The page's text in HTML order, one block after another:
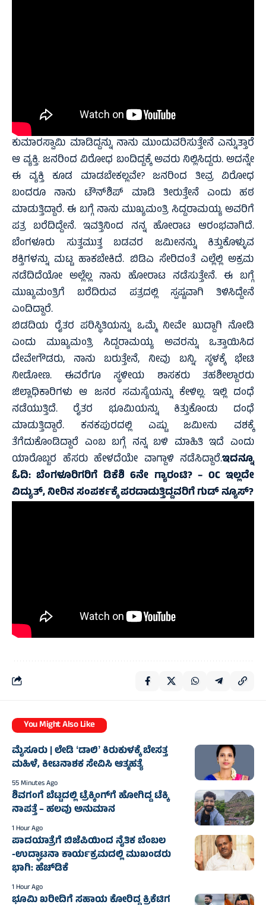
ಕುಮಾರಸ್ವಾಮಿ ಮಾಡಿದ್ದನ್ನು ನಾನು ಮುಂದುವರಿಸುತ್ತೇನೆ ಎನ್ನುತ್ತಾರೆ
ಆ ವ್ಯಕ್ತಿ. ಜನರಿಂದ ವಿರೋಧ ಬಂದಿದ್ದಕ್ಕೆ ಅವರು ನಿಲ್ಲಿಸಿದ್ದರು. ಅದನ್ನೇ
ಈ ವ್ಯಕ್ತಿ ಕೂಡ ಮಾಡಬೇಕಲ್ಲವೇ? ಜನರಿಂದ ತೀವ್ರ ವಿರೋಧ
ಬಂದರೂ ನಾನು ಟೌನ್‌ಶಿಪ್ ಮಾಡಿ ತೀರುತ್ತೇನೆ ಎಂದು ಹಠ
ಮಾಡುತ್ತಿದ್ದಾರೆ. ಈ ಬಗ್ಗೆ ನಾನು ಮುಖ್ಯಮಂತ್ರಿ ಸಿದ್ದರಾಮಯ್ಯ ಅವರಿಗೆ
ಪತ್ರ ಬರೆದಿದ್ದೇನೆ. ಇವತ್ತಿನಿಂದ ನನ್ನ ಹೋರಾಟ ಆರಂಭವಾಗಿದೆ.
ಬೆಂಗಳೂರು ಸುತ್ತಮುತ್ತ ಬಡವರ ಜಮೀನನ್ನು ಕಿತ್ತುಕೊಳ್ಳುವ
ಶಕ್ತಿಗಳನ್ನು ಮಟ್ಟ ಹಾಕಬೇಕಿದೆ. ಬಿಡಿಎ ಸೇರಿದಂತೆ ಎಲ್ಲೆಲ್ಲಿ ಅಕ್ರಮ
ನಡೆದಿದೆಯೋ ಅಲ್ಲೆಲ್ಲ ನಾನು ಹೋರಾಟ ನಡೆಸುತ್ತೇನೆ. ಈ ಬಗ್ಗೆ
ಮುಖ್ಯಮಂತ್ರಿಗೆ ಬರೆದಿರುವ ಪತ್ರದಲ್ಲಿ ಸ್ಪಷ್ಟವಾಗಿ ತಿಳಿಸಿದ್ದೇನೆ
ಎಂದಿದ್ದಾರೆ.
ಬಿಡದಿಯ ರೈತರ ಪರಿಸ್ಥಿತಿಯನ್ನು ಒಮ್ಮೆ ನೀವೇ ಖುದ್ದಾಗಿ ನೋಡಿ
ಎಂದು ಮುಖ್ಯಮಂತ್ರಿ ಸಿದ್ದರಾಮಯ್ಯ ಅವರನ್ನು ಒತ್ತಾಯಿಸಿದ
ದೇವೇಗೌಡರು, ನಾನು ಬರುತ್ತೇನೆ, ನೀವು ಬನ್ನಿ. ಸ್ಥಳಕ್ಕೆ ಭೇಟಿ
ನೀಡೋಣ. ಈವರೆಗೂ ಸ್ಥಳೀಯ ಶಾಸಕರು ತಹಶೀಲ್ದಾರರು
ಜಿಲ್ಲಾಧಿಕಾರಿಗಳು ಆ ಜನರ ಸಮಸ್ಯೆಯನ್ನು ಕೇಳಿಲ್ಲ. ಇಲ್ಲಿ ದಂಧೆ
ನಡೆಯುತ್ತಿದೆ. ರೈತರ ಭೂಮಿಯನ್ನು ಕಿತ್ತುಕೊಂಡು ದಂಧೆ
ಮಾಡುತ್ತಿದ್ದಾರೆ. ಕನಕಪುರದಲ್ಲಿ ಎಷ್ಟು ಜಮೀನು ವಶಕ್ಕೆ
ತೆಗೆದುಕೊಂಡಿದ್ದಾರೆ ಎಂಬ ಬಗ್ಗೆ ನನ್ನ ಬಳಿ ಮಾಹಿತಿ ಇದೆ ಎಂದು
ಯಾರೊಬ್ಬರ ಹೆಸರು ಹೇಳದೆಯೇ ವಾಗ್ದಾಳಿ ನಡೆಸಿದ್ದಾರೆ.ಇದನ್ನೂ
ಓದಿ:ಬೆಂಗಳೂರಿಗರಿಗೆ ಡಿಕೆಶಿ 6ನೇ ಗ್ಯಾರಂಟಿ? – OC ಇಲ್ಲದೇ
ವಿದ್ಯುತ್‌, ನೀರಿನ ಸಂಪರ್ಕಕ್ಕೆ ಪರದಾಡುತ್ತಿದ್ದವರಿಗೆ ಗುಡ್‌ ನ್ಯೂಸ್‌?
You Might Also Like
ಮೈಸೂರು | ಲೇಡಿ ʻಡಾಲಿʼ ಕಿರುಕುಳಕ್ಕೆ ಬೇಸತ್ತ
ಮಹಿಳೆ, ಕೀಟನಾಶಕ ಸೇವಿಸಿ ಆತ್ಮಹತ್ಯೆ
55 Minutes Ago
ಶಿವಗಂಗೆ ಬೆಟ್ಟದಲ್ಲಿ ಟ್ರೆಕ್ಕಿಂಗ್‌ಗೆ ಹೋಗಿದ್ದ ಟೆಕ್ಕಿ
ನಾಪತ್ತೆ – ಹಲವು ಅನುಮಾನ
1 Hour Ago
ಪಾದಯಾತ್ರೆಗೆ ಬಿಜೆಪಿಯಿಂದ ನೈತಿಕ ಬೆಂಬಲ
-ಉದ್ಘಾಟನಾ ಕಾರ್ಯಕ್ರಮದಲ್ಲಿ ಮುಖಂಡರು
ಭಾಗಿ: ಹೆಚ್‌ಡಿಕೆ
1 Hour Ago
ಭೂಮಿ ಖರೀದಿಗೆ ಸಹಾಯ ಕೋರಿದ್ದ ಕ್ರಿಕೆಟಿಗ